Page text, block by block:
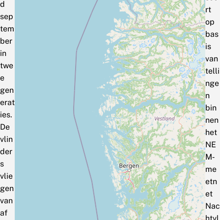
d
sep
tem
ber
in
twe
e
gen
erat
ies.
De
vlin
der
s
vlie
gen
van
af
rt
op
bas
is
van
telli
nge
n
bin
nen
het
NE
M‑
me
etn
et
Nac